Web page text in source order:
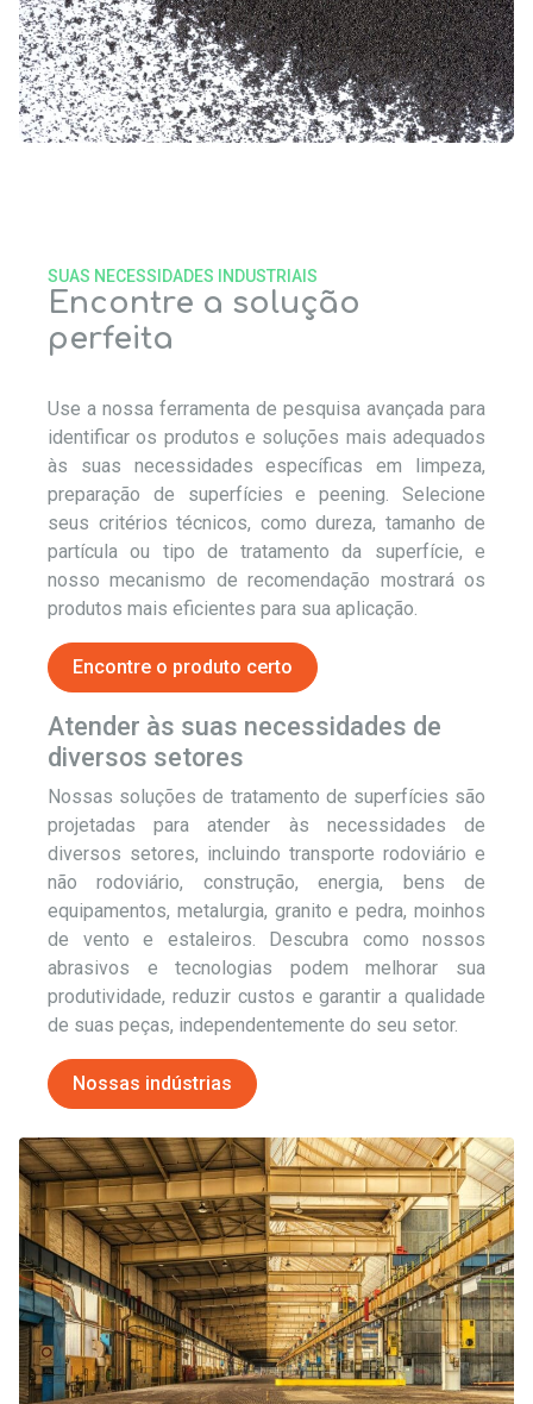
Encontre a solução
perfeita
SUAS NECESSIDADES INDUSTRIAIS
Use a nossa ferramenta de pesquisa avançada para
identificar os produtos e soluções mais adequados
às suas necessidades específicas em limpeza,
preparação de superfícies e peening. Selecione
seus critérios técnicos, como dureza, tamanho de
partícula ou tipo de tratamento da superfície, e
nosso mecanismo de recomendação mostrará os
produtos mais eficientes para sua aplicação.
Encontre o produto certo
Atender às suas necessidades de
diversos setores
Nossas soluções de tratamento de superfícies são
projetadas para atender às necessidades de
diversos setores, incluindo transporte rodoviário e
não rodoviário, construção, energia, bens de
equipamentos, metalurgia, granito e pedra, moinhos
de vento e estaleiros. Descubra como nossos
abrasivos e tecnologias podem melhorar sua
produtividade, reduzir custos e garantir a qualidade
de suas peças, independentemente do seu setor.
Nossas indústrias